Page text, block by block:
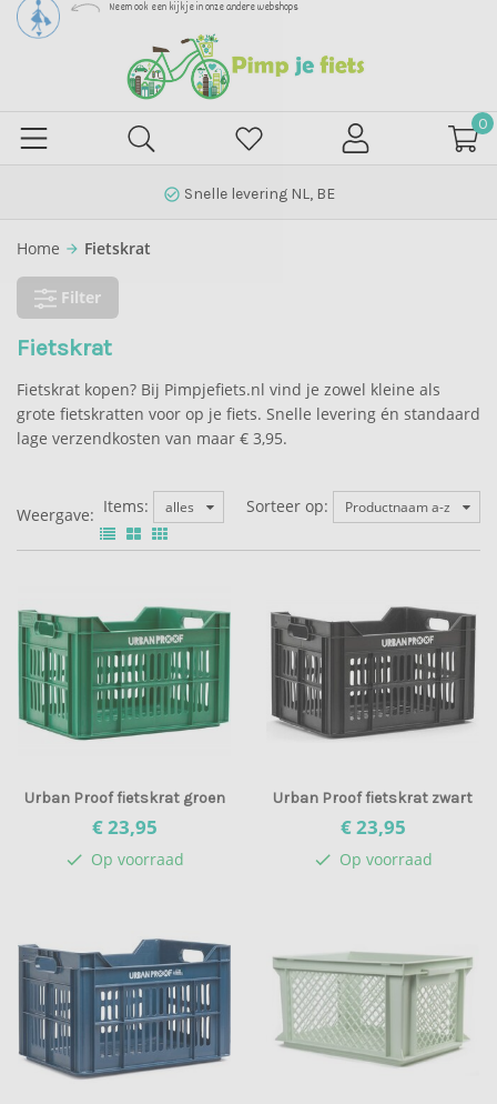
Neem ook een kijkje in onze andere webshops
0
check_circle_outline Snelle levering NL, BE
Home arrow_forward Fietskrat
Filter
Fietskrat
Fietskrat kopen? Bij Pimpjefiets.nl vind je zowel kleine als
grote fietskratten voor op je fiets. Snelle levering én standaard
lage verzendkosten van maar € 3,95.
Sorteer op: Productnaam a-z
Items: alles
Weergave:
Urban Proof fietskrat groen
€ 23,95
check Op voorraad
Urban Proof fietskrat zwart
€ 23,95
check Op voorraad